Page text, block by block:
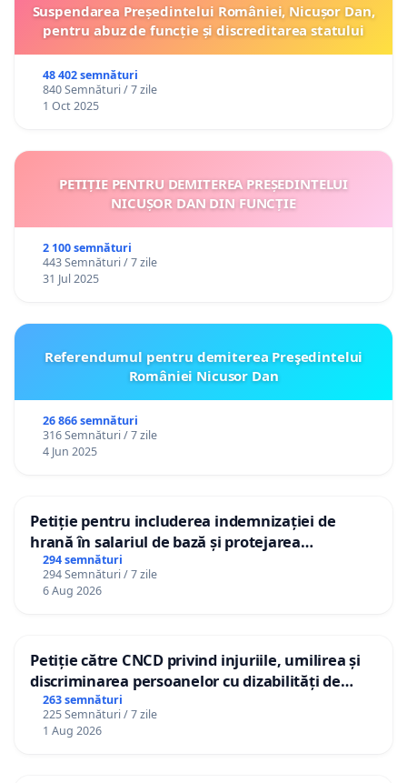
Suspendarea Președintelui României, Nicușor Dan,
pentru abuz de funcție și discreditarea statului
48 402 semnături
840 Semnături / 7 zile
1 Oct 2025
PETIȚIE PENTRU DEMITEREA PREȘEDINTELUI
NICUȘOR DAN DIN FUNCȚIE
2 100 semnături
443 Semnături / 7 zile
31 Jul 2025
Referendumul pentru demiterea Preşedintelui
României Nicusor Dan
26 866 semnături
316 Semnături / 7 zile
4 Jun 2025
Petiție pentru includerea indemnizației de
hrană în salariul de bază și protejarea
gradațiilor de vechime pentru asistenții
personali
294 semnături
294 Semnături / 7 zile
6 Aug 2026
Petiție către CNCD privind injuriile, umilirea și
discriminarea persoanelor cu dizabilități de
către utilizatorul TikTok „Gorici”
263 semnături
225 Semnături / 7 zile
1 Aug 2026